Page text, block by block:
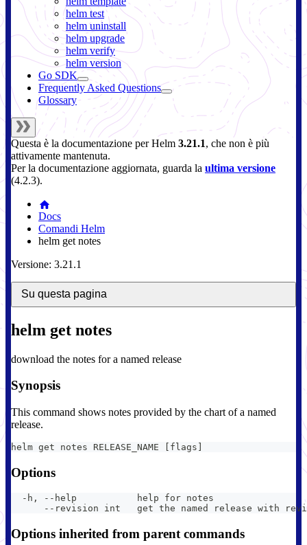
helm test
helm uninstall
helm upgrade
helm verify
helm version
Go SDK
Frequently Asked Questions
Glossary
Questa è la documentazione perHelm 3.21.1, che non è più
attivamente mantenuta.
Per la documentazione aggiornata, guarda la ultima versione
(4.2.3).
Docs
Comandi Helm
helm get notes
Versione: 3.21.1
Su questa pagina
helm get notes
download the notes for a named release
Synopsis
This command shows notes provided by the chart of a named
release.
helm get notes RELEASE_NAME [flags]
Options
  -h, --help           help for notes
--revision int   get the named release with
Options inherited from parent commands